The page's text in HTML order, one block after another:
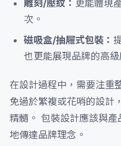
雕刻/壓紋： 更能體現
次。
磁吸盒/抽屜式包裝：
也更能展現品牌的高級
在設計過程中，需要注重
免過於繁複或花哨的設計
精髓。 包裝設計應該與
地傳達品牌理念。